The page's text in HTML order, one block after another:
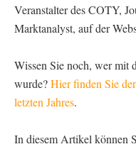
Veranstalter des COTY,
Marktanalyst, auf der
Wissen Sie noch, wer mit
wurde?Hier finden Sie
letzten Jahres.
In diesem Artikel können